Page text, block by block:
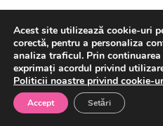
INGBank România
care permite blocarea
Home’Bank
Acest site utilizează cookie-uri
corectă, pentru a personaliza
analiza traficul. Prin
exprimați acordul privind
Politicii noastre privind cookie-
Accept Setări